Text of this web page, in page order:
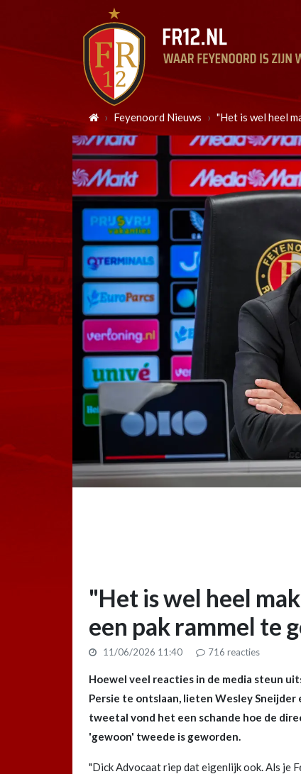
Feyenoord Nieuws "Het is wel heel
"Het is wel heel
een pak rammel te
11/06/2026 11:40 716 reacties
Hoewel veel reacties in de media steun
Persie te ontslaan, lieten Wesley
tweetal vond het een schande hoe de
'gewoon' tweede is geworden.
"Dick Advocaat riep dat eigenlijk ook. Als je